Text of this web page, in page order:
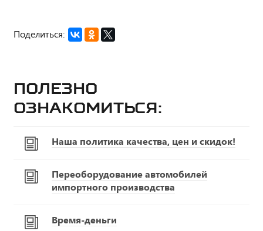
Поделиться:
Полезно
ознакомиться:
Наша политика качества, цен и скидок!
Переоборудование автомобилей
импортного производства
Время-деньги